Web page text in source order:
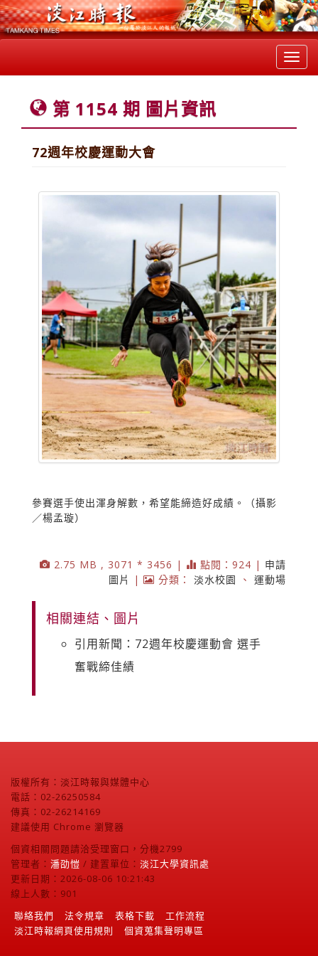
第 1154 期 圖片資訊
72週年校慶運動大會
參賽選手使出渾身解數，希望能締造好成績。（攝影
／楊孟璇）
2.75 MB , 3071 * 3456 | 點閱：924 | 申請
圖片
| 分類： 淡水校園 、 運動場
相關連結、圖片
引用新聞：72週年校慶運動會 選手
奮戰締佳績
版權所有：淡江時報與媒體中心
電話：02-26250584
傳真：02-26214169
建議使用 Chrome 瀏覽器
個資相關問題請洽受理窗口，分機2799
管理者： 潘劭愷 / 建置單位： 淡江大學資訊處
更新日期：2026-08-06 10:21:43
線上人數：901
聯絡我們
法令規章 表格下載
工作流程
淡江時報網頁使用規則
個資蒐集聲明專區